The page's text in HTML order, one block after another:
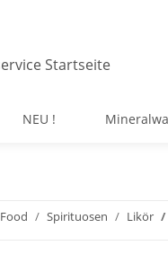
NEU !
Food Spirituosen Likör